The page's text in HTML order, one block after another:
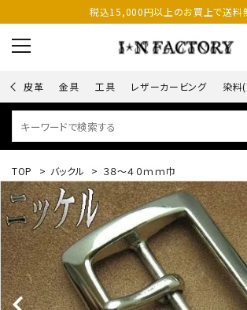
税込15,000円以上のお買上で送料
皮革 金具 工具 レザーカービング 染料
TOP > バックル > ３８～４０ｍｍ巾